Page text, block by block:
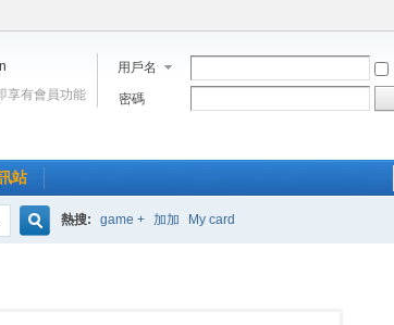
用戶名
密碼
享有會員功能
站
熱搜: game + 加加 My card